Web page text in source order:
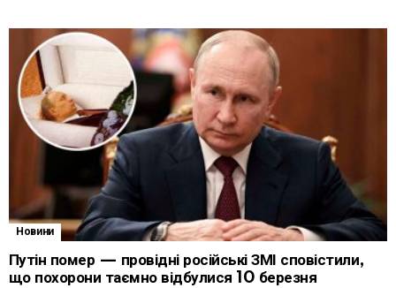
Новини
Путін помер — провідні російські ЗМІ сповістили,
що похорони таємно відбулися 10 березня